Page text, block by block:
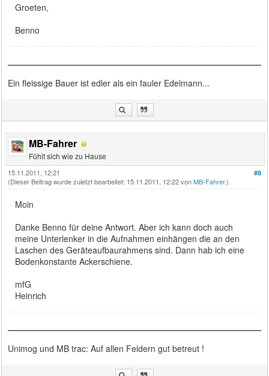
Groeten,
Benno
Ein fleissige Bauer ist edler als ein fauler Edelmann...
MB-Fahrer
Fühlt sich wie zu Hause
#8
15.11.2011, 12:21
(Dieser Beitrag wurde zuletzt bearbeitet: 15.11.2011, 12:22 vonMB-Fahrer.)
Moin
Danke Benno für deine Antwort. Aber ich kann doch auch
meine Unterlenker in die Aufnahmen einhängen die an den
Laschen des Geräteaufbaurahmens sind. Dann hab ich eine
Bodenkonstante Ackerschiene.
mfG
Heinrich
Unimog und MB trac: Auf allen Feldern gut betreut !